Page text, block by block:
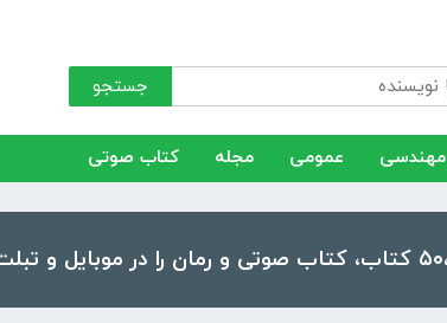
جستجو
مهندسی عمومی مجله کتاب صوتی